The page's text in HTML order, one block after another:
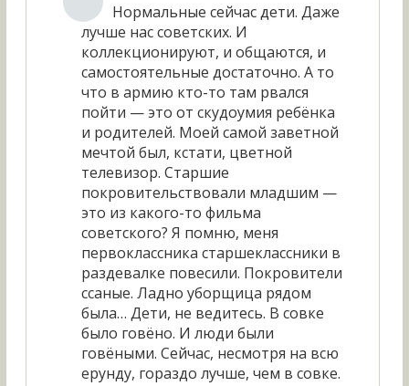
Нормальные сейчас дети. Даже
лучше нас советских. И
коллекционируют, и общаются, и
самостоятельные достаточно. А то
что в армию кто-то там рвался
пойти — это от скудоумия ребёнка
и родителей. Моей самой заветной
мечтой был, кстати, цветной
телевизор. Старшие
покровительствовали младшим —
это из какого-то фильма
советского? Я помню, меня
первоклассника старшеклассники в
раздевалке повесили. Покровители
ссаные. Ладно уборщица рядом
была… Дети, не ведитесь. В совке
было говёно. И люди были
говёными. Сейчас, несмотря на всю
ерунду, гораздо лучше, чем в совке.